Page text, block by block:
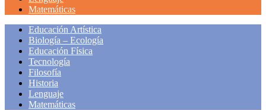
Matemáticas
Educación Artística
Biología – Ecología
Educación Física
Tecnología
Filosofía
Historia
Lenguaje
Matemáticas